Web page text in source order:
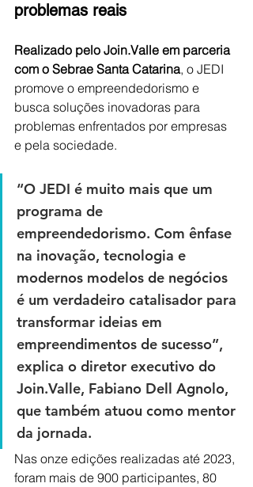
problemas reais
Realizado pelo Join.Valle em parceria
com o Sebrae Santa Catarina, o JEDI
promove o empreendedorismo e
busca soluções inovadoras para
problemas enfrentados por empresas
e pela sociedade.
“O JEDI é muito mais que um
programa de
empreendedorismo. Com ênfase
na inovação, tecnologia e
modernos modelos de negócios
é um verdadeiro catalisador para
transformar ideias em
empreendimentos de sucesso”,
explica o diretor executivo do
Join.Valle, Fabiano Dell Agnolo,
que também atuou como mentor
da jornada.
Nas onze edições realizadas até 2023,
foram mais de 900 participantes, 80